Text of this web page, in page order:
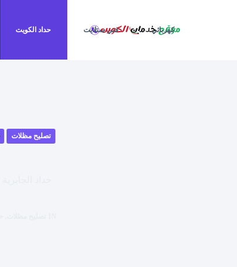
كهربائي فني ستلايت حداد الكويت
تصليح مظلات